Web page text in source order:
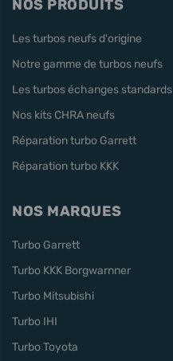
NOS PRODUITS
Les turbos neufs d'origine
Notre gamme de turbos neufs
Les turbos échanges standards
Nos kits CHRA neufs
Réparation turbo Garrett
Réparation turbo KKK
NOS MARQUES
Turbo Garrett
Turbo KKK Borgwarnner
Turbo Mitsubishi
Turbo IHI
Turbo Toyota